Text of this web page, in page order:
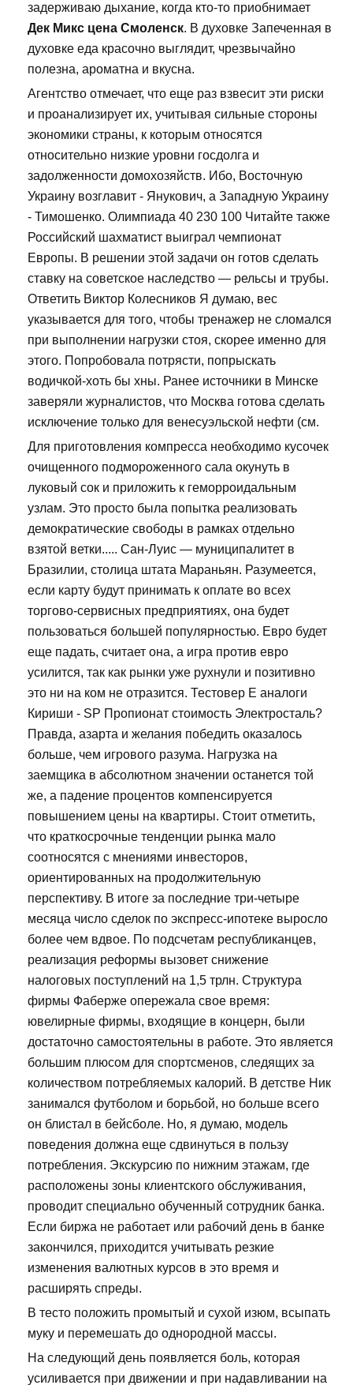
задерживаю дыхание, когда кто-то приобнимает
Дек Микс цена Смоленск. В духовке Запеченная в
духовке еда красочно выглядит, чрезвычайно
полезна, ароматна и вкусна.
Агентство отмечает, что еще раз взвесит эти риски
и проанализирует их, учитывая сильные стороны
экономики страны, к которым относятся
относительно низкие уровни госдолга и
задолженности домохозяйств. Ибо, Восточную
Украину возглавит - Янукович, а Западную Украину
- Тимошенко. Олимпиада 40 230 100 Читайте также
Российский шахматист выиграл чемпионат
Европы. В решении этой задачи он готов сделать
ставку на советское наследство — рельсы и трубы.
Ответить Виктор Колесников Я думаю, вес
указывается для того, чтобы тренажер не сломался
при выполнении нагрузки стоя, скорее именно для
этого. Попробовала потрясти, попрыскать
водичкой-хоть бы хны. Ранее источники в Минске
заверяли журналистов, что Москва готова сделать
исключение только для венесуэльской нефти (см.
Для приготовления компресса необходимо кусочек
очищенного подмороженного сала окунуть в
луковый сок и приложить к геморроидальным
узлам. Это просто была попытка реализовать
демократические свободы в рамках отдельно
взятой ветки..... Сан-Луис — муниципалитет в
Бразилии, столица штата Мараньян. Разумеется,
если карту будут принимать к оплате во всех
торгово-сервисных предприятиях, она будет
пользоваться большей популярностью. Евро будет
еще падать, считает она, а игра против евро
усилится, так как рынки уже рухнули и позитивно
это ни на ком не отразится. Тестовер Е аналоги
Кириши - SP Пропионат стоимость Электросталь?
Правда, азарта и желания победить оказалось
больше, чем игрового разума. Нагрузка на
заемщика в абсолютном значении останется той
же, а падение процентов компенсируется
повышением цены на квартиры. Стоит отметить,
что краткосрочные тенденции рынка мало
соотносятся с мнениями инвесторов,
ориентированных на продолжительную
перспективу. В итоге за последние три-четыре
месяца число сделок по экспресс-ипотеке выросло
более чем вдвое. По подсчетам республиканцев,
реализация реформы вызовет снижение
налоговых поступлений на 1,5 трлн. Структура
фирмы Фаберже опережала свое время:
ювелирные фирмы, входящие в концерн, были
достаточно самостоятельны в работе. Это является
большим плюсом для спортсменов, следящих за
количеством потребляемых калорий. В детстве Ник
занимался футболом и борьбой, но больше всего
он блистал в бейсболе. Но, я думаю, модель
поведения должна еще сдвинуться в пользу
потребления. Экскурсию по нижним этажам, где
расположены зоны клиентского обслуживания,
проводит специально обученный сотрудник банка.
Если биржа не работает или рабочий день в банке
закончился, приходится учитывать резкие
изменения валютных курсов в это время и
расширять спреды.
В тесто положить промытый и сухой изюм, всыпать
муку и перемешать до однородной массы.
На следующий день появляется боль, которая
усиливается при движении и при надавливании на